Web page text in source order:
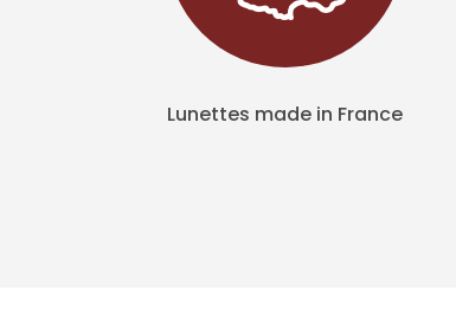
Lunettes made in France